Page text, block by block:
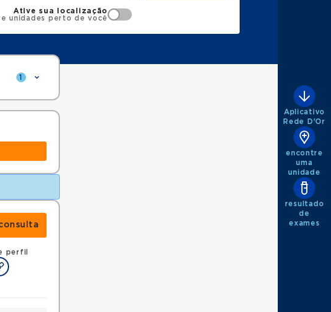
Ative sua localização
unidades perto de você
1
perfil
Aplicativo
Rede D'Or
encontre
uma
unidade
resultado
de
exames